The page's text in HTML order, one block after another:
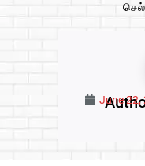
June 22,